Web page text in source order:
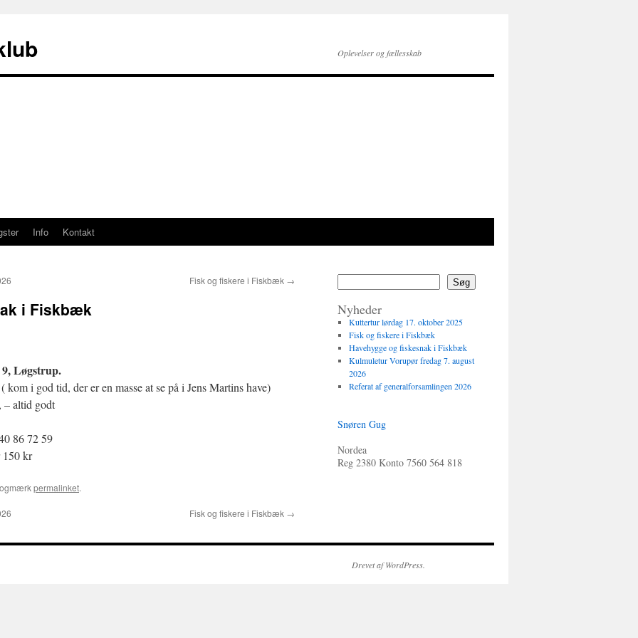
Oplevelser og fællesskab
Info Kontakt
Fisk og fiskere i Fiskbæk →
i Fiskbæk
Løgstrup.
( kom i god tid, der er en masse at se på i Jens Martins have)
, – altid godt
86 72 59
150 kr
permalinket.
Fisk og fiskere i Fiskbæk →
Søg
Nyheder
Kuttertur lørdag 17. oktober 2025
Fisk og fiskere i Fiskbæk
Havehygge og fiskesnak i Fiskbæk
Kulmuletur Vorupør fredag 7. august
2026
Referat af generalforsamlingen 2026
Snøren Gug
Nordea
Reg 2380 Konto 7560 564 818
Drevet af WordPress.